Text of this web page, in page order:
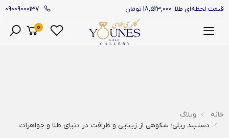
قیمت لحظه‌ای طلا: 18,523,000 تومان 09009000137
منو
0
خانه
وبلاگ
دستبند ریلی؛ شکوهی از زیبایی و ظرافت در دنیای طلا و جواهرات